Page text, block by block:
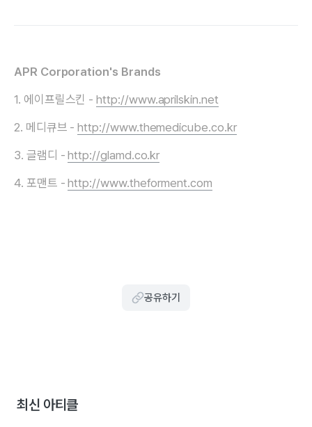
APR Corporation's Brands
1. 에이프릴스킨 -http://www.aprilskin.net
2. 메디큐브 -http://www.themedicube.co.kr
3. 글램디 -http://glamd.co.kr
4. 포맨트 -http://www.theforment.com
공유하기
최신 아티클